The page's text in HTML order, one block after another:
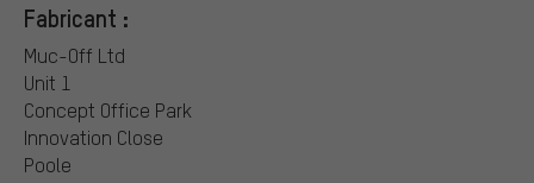
Fabricant :
Muc-Off Ltd
Unit 1
Concept Office Park
Innovation Close
Poole